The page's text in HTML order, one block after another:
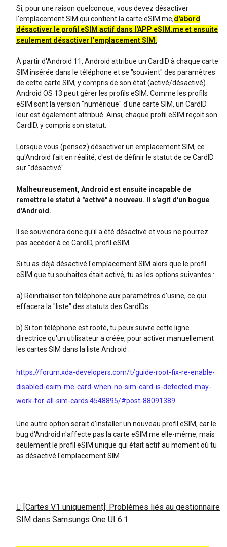
Si, pour une raison quelconque, vous devez désactiver
l'emplacement SIM qui contient la carte eSIM.me,d'abord
désactiver le profil eSIM actif dans l'APP eSIM.me et ensuite
seulement désactiver l'emplacement SIM.
À partir d'Android 11, Android attribue un CardID à chaque carte
SIM insérée dans le téléphone et se "souvient" des paramètres
de cette carte SIM, y compris de son état (activé/désactivé).
Android OS 13 peut gérer les profils eSIM. Comme les profils
eSIM sont la version "numérique" d'une carte SIM, un CardID
leur est également attribué. Ainsi, chaque profil eSIM reçoit son
CardID, y compris son statut.
Lorsque vous (pensez) désactiver un emplacement SIM, ce
qu'Android fait en réalité, c'est de définir le statut de ce CardID
sur "désactivé".
Malheureusement, Android est ensuite incapable de
remettre le statut à "activé" à nouveau. Il s'agit d'un bogue
d'Android.
Il se souviendra donc qu'il a été désactivé et vous ne pourrez
pas accéder à ce CardID, profil eSIM.
Si tu as déjà désactivé l'emplacement SIM alors que le profil
eSIM que tu souhaites était activé, tu as les options suivantes :
a) Réinitialiser ton téléphone aux paramètres d'usine, ce qui
effacera la "liste" des statuts des CardIDs.
b) Si ton téléphone est rooté, tu peux suivre cette ligne
directrice qu'un utilisateur a créée, pour activer manuellement
les cartes SIM dans la liste Android :
https://forum.xda-developers.com/t/guide-root-fix-re-enable-
disabled-esim-me-card-when-no-sim-card-is-detected-may-
work-for-all-sim-cards.4548895/#post-88091389
Une autre option serait d'installer un nouveau profil eSIM, car le
bug d'Android n'affecte pas la carte eSIM.me elle-même, mais
seulement le profil eSIM unique qui était actif au moment où tu
as désactivé l'emplacement SIM.
[Cartes V1 uniquement]: Problèmes liés au gestionnaire
SIM dans Samsungs One UI 6.1